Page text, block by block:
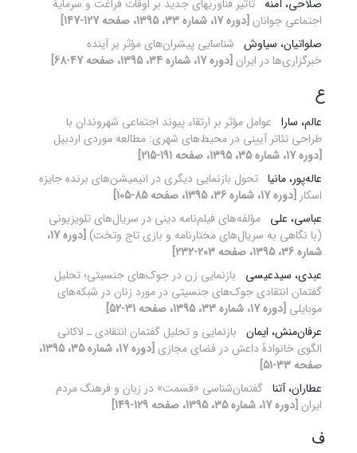
صلاحی، آمنه تأثیر فناوری‏های جدید بر اوقات فراغت و سرمایۀ
اجتماعی جوانان [دوره 17، شماره 33، 1395، صفحه 127-147]
صلواتیان، سیاوش شناسایی پیشران‌های مؤثر بر آینده
خبرگزاری‌ها در ایران [دوره 17، شماره 34، 1395، صفحه 47-68]
ع
عالم، سارا عوامل مؤثر بر ارتقاء پیوند اجتماعی شهروندان با
طراحی تئاتر آیینی در محیط‌های شهری: مطالعه موردی اردبیل
[دوره 17، شماره 35، 1395، صفحه 191-215]
عاله‌پور، مانیا تحول بازنمایی دیگری در انیمیشن‌های برنده جایزه
اسکار [دوره 17، شماره 36، 1395، صفحه 85-105]
عباسی، علی مؤلفه‌های فیلم‌نامه دینی در سریال‌های تلویزیونی
(با نگاهی به سریال‌های مختارنامه و بازی تاج ‌وتخت)
[دوره 17،
شماره 36، 1395، صفحه 203-232]
عبدی، سیدعیسی
بازنمایی زن در جوک‌های جنسیتی؛ تحلیل
گفتمان انتقادی جوک‌های جنسیتی در مورد زنان در شبکه‌های
موبایلی [دوره 17، شماره 33، 1395، صفحه 31-52]
عرفان‌منش، ایمان بازنمایی و تحلیل گفتمان انتقادی ـ لاکانی
الگوی خانوادۀ داعش در فضای مجازی
[دوره 17، شماره 35، 1395،
صفحه 33-51]
عطاران، آتنا گفتمان‌شناسی «قسمت» در زبان و فرهنگ مردم
ایران [دوره 17، شماره 35، 1395، صفحه 129-149]
ف